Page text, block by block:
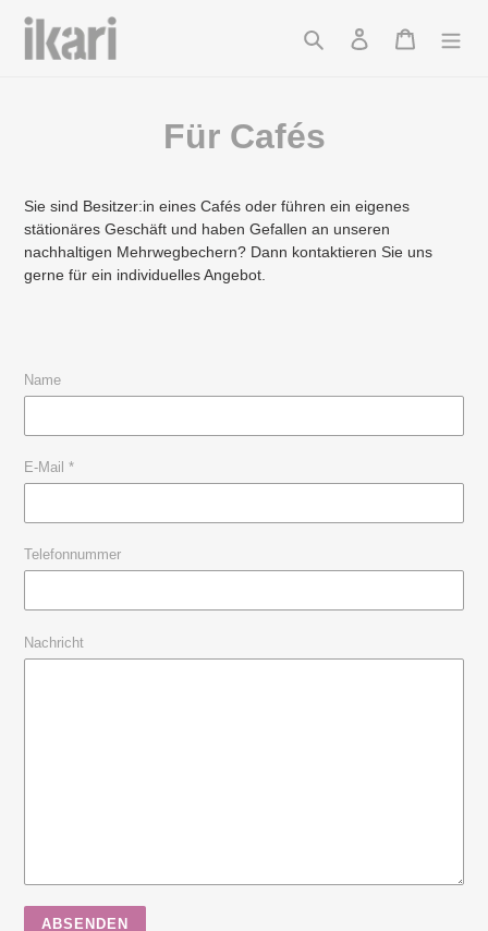
zum
Inhalt
Suchen Einloggen
Für Cafés
Sie sind Besitzer:in eines Cafés oder führen ein eigenes
stätionäres Geschäft und haben Gefallen an unseren
nachhaltigen Mehrwegbechern? Dann kontaktieren Sie uns
gerne für ein individuelles Angebot.
Name
E-Mail *
Telefonnummer
Nachricht